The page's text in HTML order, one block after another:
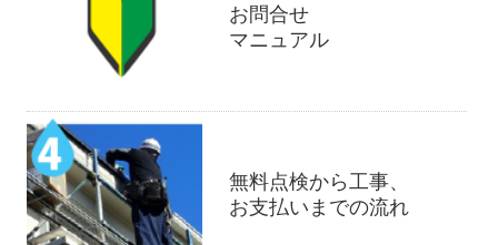
お問合せ
マニュアル
無料点検から工事、
お支払いまでの流れ